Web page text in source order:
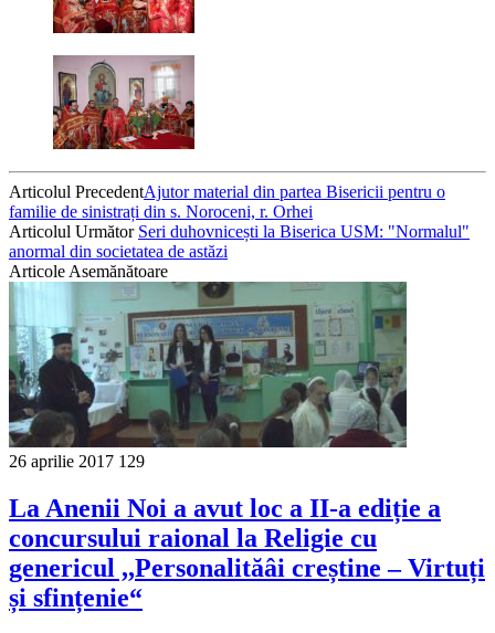
Articolul PrecedentAjutor material din partea Bisericii pentru o
familie de sinistrați din s. Noroceni, r. Orhei
Articolul Următor Seri duhovnicești la Biserica USM: "Normalul"
anormal din societatea de astăzi
Articole Asemănătoare
26 aprilie 2017 129
La Anenii Noi a avut loc a II-a ediție a
concursului raional la Religie cu
genericul ,,Personalităâi creștine – Virtuți
și sfințenie“